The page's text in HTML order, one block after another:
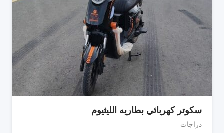
سكوتر كهربائي بطاريه الليثيوم
دراجات